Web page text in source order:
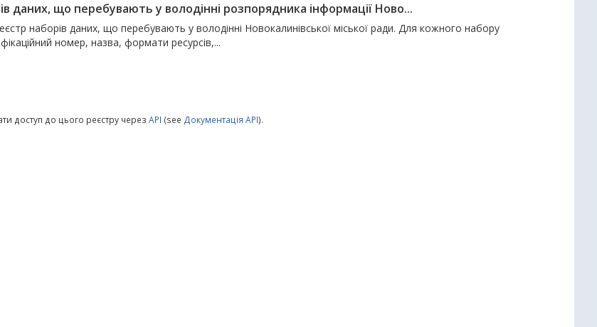
даних, що перебувають у володінні розпорядника інформації Ново...
наборів даних, що перебувають у володінні Новокалинівської міської ради. Для кожного набору
номер, назва, формати ресурсів,...
доступ до цього реєстру через API (see Документація API).